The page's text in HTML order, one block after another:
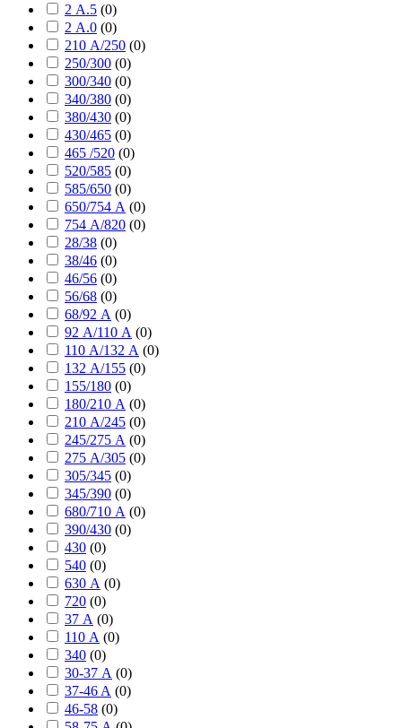
2 А.5 (0)
2 А.0 (0)
210 А/250 (0)
250/300 (0)
300/340 (0)
340/380 (0)
380/430 (0)
430/465 (0)
465 /520 (0)
520/585 (0)
585/650 (0)
650/754 А (0)
754 А/820 (0)
28/38 (0)
38/46 (0)
46/56 (0)
56/68 (0)
68/92 А (0)
92 А/110 А (0)
110 А/132 А (0)
132 А/155 (0)
155/180 (0)
180/210 А (0)
210 А/245 (0)
245/275 А (0)
275 А/305 (0)
305/345 (0)
345/390 (0)
680/710 А (0)
390/430 (0)
430 (0)
540 (0)
630 А (0)
720 (0)
37 А (0)
110 А (0)
340 (0)
30-37 А (0)
37-46 A (0)
46-58 (0)